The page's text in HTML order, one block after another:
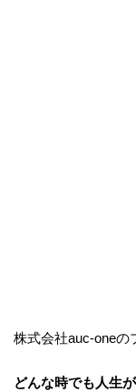
株式会社auc-oneの
どんな時でも人生